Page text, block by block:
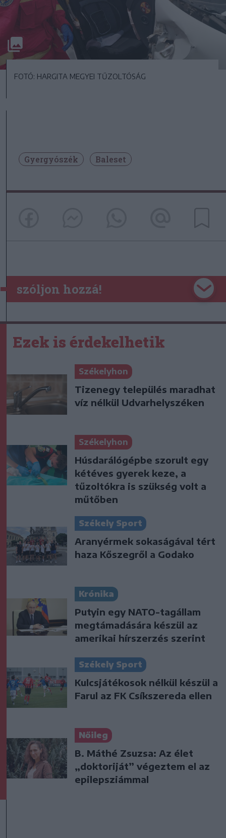
FOTÓ: HARGITA MEGYEI TŰZOLTÓSÁG
Gyergyószék Baleset
szóljon hozzá!
Ezek is érdekelhetik
Székelyhon
Tizenegy település maradhat
víz nélkül Udvarhelyszéken
Székelyhon
Húsdarálógépbe szorult egy
kétéves gyerek keze, a
tűzoltókra is szükség volt a
műtőben
Székely Sport
Aranyérmek sokaságával tért
haza Kőszegről a Godako
Krónika
Putyin egy NATO-tagállam
megtámadására készül az
amerikai hírszerzés szerint
Székely Sport
Kulcsjátékosok nélkül készül a
Farul az FK Csíkszereda ellen
Nőileg
B. Máthé Zsuzsa: Az élet
„doktoriját” végeztem el az
epilepsziámmal